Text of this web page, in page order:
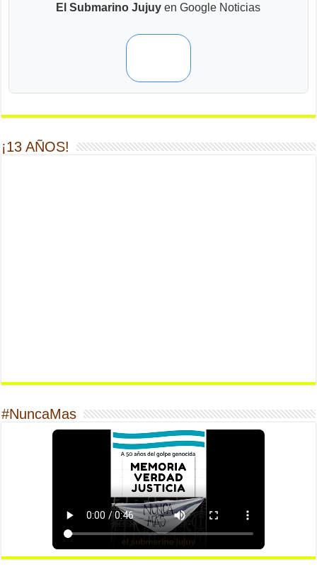
El Submarino Jujuy en Google Noticias
¡13 AÑOS!
#NuncaMas